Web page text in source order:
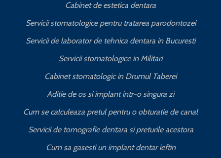
Cabinet de estetica dentara
Servicii stomatologice pentru tratarea parodontozei
Servicii de laborator de tehnica dentara in Bucuresti
Servicii stomatologice in Militari
Cabinet stomatologic in Drumul Taberei
Aditie de os si implant intr-o singura zi
Cum se calculeaza pretul pentru o obturatie de canal
Servicii de tomografie dentara si preturile acestora
Cum sa gasesti un implant dentar ieftin